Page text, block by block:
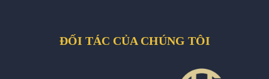
ĐỐI TÁC CỦA CHÚNG TÔI